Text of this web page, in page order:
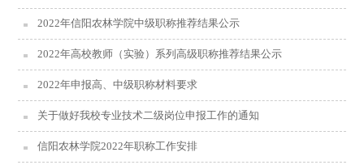
2022年信阳农林学院中级职称推荐结果公示
2022年高校教师（实验）系列高级职称推荐结果公示
2022年申报高、中级职称材料要求
关于做好我校专业技术二级岗位申报工作的通知
信阳农林学院2022年职称工作安排